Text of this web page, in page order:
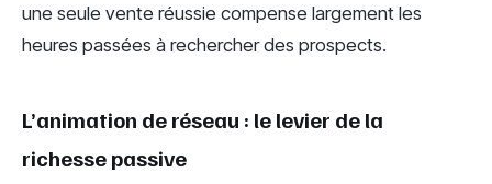
une seule vente réussie compense largement les
heures passées à rechercher des prospects.
L’animation de réseau : le levier de la
richesse passive